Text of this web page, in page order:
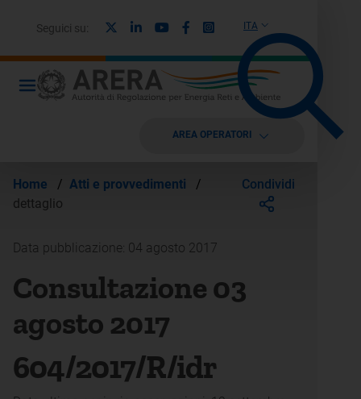
ITA
Seguici su: LinkedinYoutubeFacebook
Instagram
AREA OPERATORI
Home / Atti e provvedimenti
/
dettaglio
Condividi
Data pubblicazione: 04 agosto 2017
Consultazione 03
agosto 2017
604/2017/R/idr